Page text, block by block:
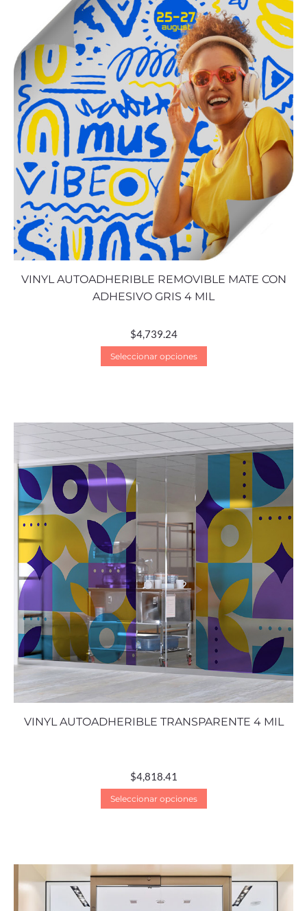
VINYL AUTOADHERIBLE REMOVIBLE MATE CON
ADHESIVO GRIS 4 MIL
$4,739.24
Seleccionar opciones
VINYL AUTOADHERIBLE TRANSPARENTE 4 MIL
$4,818.41
Seleccionar opciones